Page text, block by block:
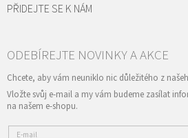
PŘIDEJTE SE K NÁM
Vložte svůj e-mail a my vám budeme zasílat
na našem e-shopu.
E-mail